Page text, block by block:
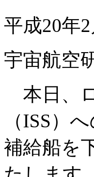
平成20年2
宇宙航空
本日、
（ISS）
補給船を